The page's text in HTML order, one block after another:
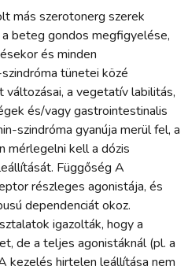
más szerotonerg szerek
beteg gondos megfigyelése,
és minden
tünetei közé
a vegetatív labilitás,
és/vagy gastrointestinalis
szindróma gyanúja merül fel, a
mérlegelni kell a dózis
Függőség A
részleges agonistája, és
dependenciát okoz.
igazolták, hogy a
de a teljes agonistáknál (pl. a
kezelés hirtelen leállítása nem